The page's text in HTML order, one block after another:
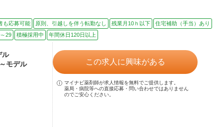
も応募可能 原則、引越しを伴う転勤なし 残業月10ｈ以下
住宅補助（手当）あり
29 積極採用中 年間休日120日以上
ル
モデル
この求人に興味がある
マイナビ薬剤師が求人情報を無料でご提供します。
薬局・病院等への直接応募・問い合わせではありません
のでご安心ください。